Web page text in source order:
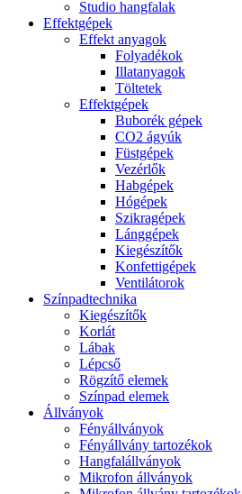
Studio hangfalak
Effektgépek
Effekt anyagok
Folyadékok
Illatanyagok
Töltetek
Effektgépek
Buborék gépek
CO2 ágyúk
Füstgépek
Vezérlők
Habgépek
Hógépek
Szikragépek
Lánggépek
Kiegészítők
Konfettigépek
Ventilátorok
Színpadtechnika
Kiegészítők
Korlát
Lábak
Lépcső
Rögzítő elemek
Színpad elemek
Állványok
Fényállványok
Fényállvány tartozékok
Hangfalállványok
Mikrofon állványok